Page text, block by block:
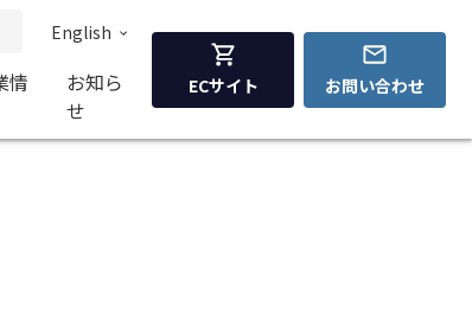
English
情
お知ら
せ
ECサイト お問い合わせ